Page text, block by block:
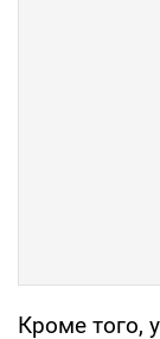
Кроме того,